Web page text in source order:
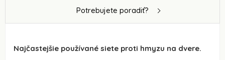
Potrebujete poradiť?
Najčastejšie používané siete proti hmyzu na dvere.